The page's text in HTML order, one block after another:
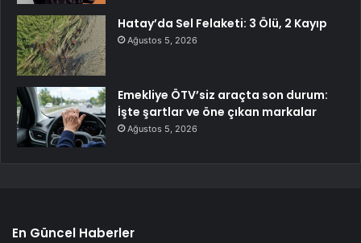
Hatay’da Sel Felaketi: 3 Ölü, 2 Kayıp
Ağustos 5, 2026
Emekliye ÖTV’siz araçta son durum:
İşte şartlar ve öne çıkan markalar
Ağustos 5, 2026
En Güncel Haberler